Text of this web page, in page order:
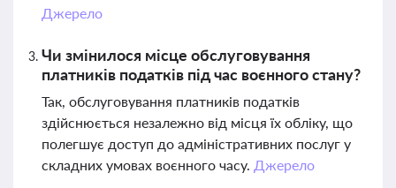
Джерело
Чи змінилося місце обслуговування
платників податків під час воєнного стану?
Так, обслуговування платників податків
здійснюється незалежно від місця їх обліку, що
полегшує доступ до адміністративних послуг у
складних умовах воєнного часу. Джерело